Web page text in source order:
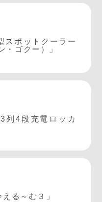
ポットクーラー
・ゴクー）」
4段充電ロッカ
る～む３」